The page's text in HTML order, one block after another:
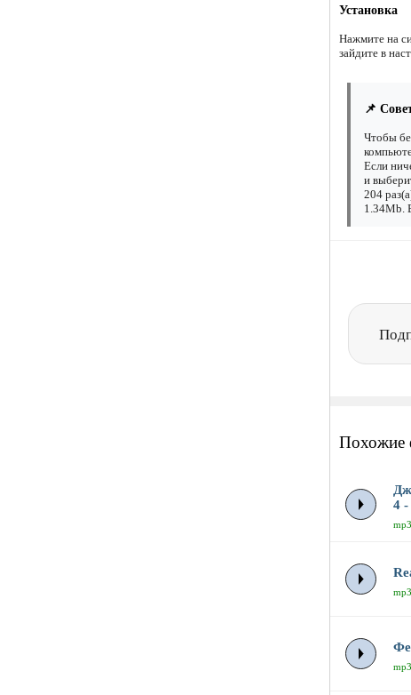
Установка
Нажмите на
зайдите в
📌
Чтобы
Если
и
204
1.34Mb.
Похожие
4
mp3
mp3
mp3